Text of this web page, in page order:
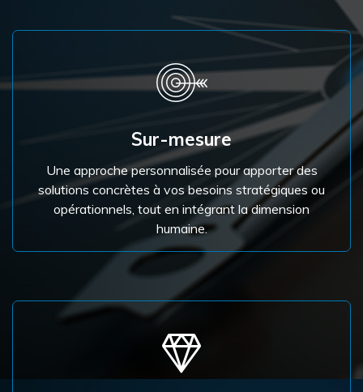
Sur-mesure
Une approche personnalisée pour apporter des
solutions concrètes à vos besoins stratégiques ou
opérationnels, tout en intégrant la dimension
humaine.